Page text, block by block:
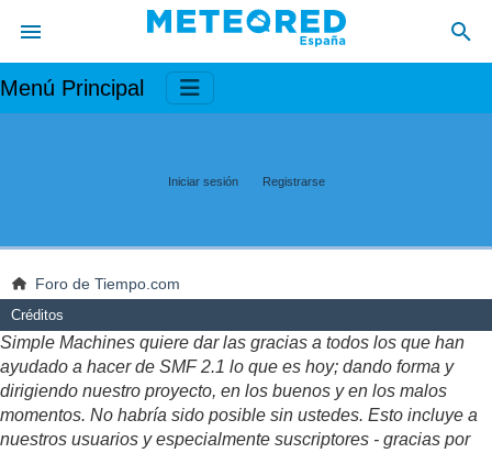
Menú Principal
Iniciar sesión Registrarse
Foro de Tiempo.com
Créditos
Simple Machines quiere dar las gracias a todos los que han
ayudado a hacer de SMF 2.1 lo que es hoy; dando forma y
dirigiendo nuestro proyecto, en los buenos y en los malos
momentos. No habría sido posible sin ustedes. Esto incluye a
nuestros usuarios y especialmente suscriptores - gracias por